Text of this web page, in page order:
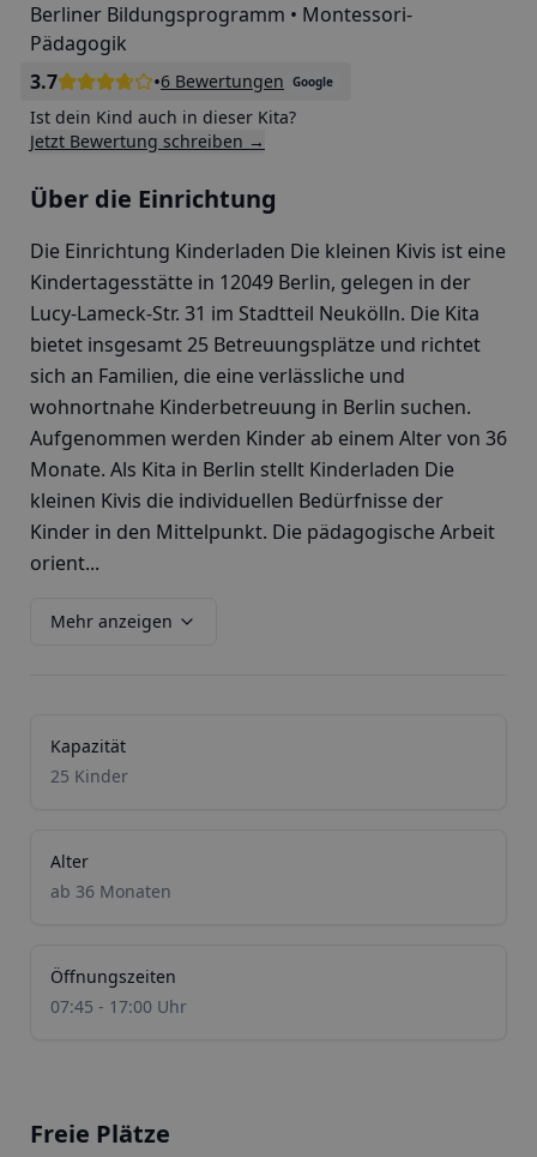
Berliner Bildungsprogramm • Montessori-
Pädagogik
3.7
•6 Bewertungen Google
Ist dein Kind auch in dieser Kita?
Jetzt Bewertung schreiben →
Über die Einrichtung
Die Einrichtung Kinderladen Die kleinen Kivis ist eine
Kindertagesstätte in 12049 Berlin, gelegen in der
Lucy-Lameck-Str. 31 im Stadtteil Neukölln. Die Kita
bietet insgesamt 25 Betreuungsplätze und richtet
sich an Familien, die eine verlässliche und
wohnortnahe Kinderbetreuung in Berlin suchen.
Aufgenommen werden Kinder ab einem Alter von 36
Monate. Als Kita in Berlin stellt Kinderladen Die
kleinen Kivis die individuellen Bedürfnisse der
Kinder in den Mittelpunkt. Die pädagogische Arbeit
orient...
Mehr anzeigen
Kapazität
25 Kinder
Alter
ab 36 Monaten
Öffnungszeiten
07:45 - 17:00 Uhr
Freie Plätze